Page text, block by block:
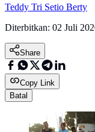
Teddy Tri Setio Berty
Diterbitkan: 02 Juli
Share
Copy Link
Batal